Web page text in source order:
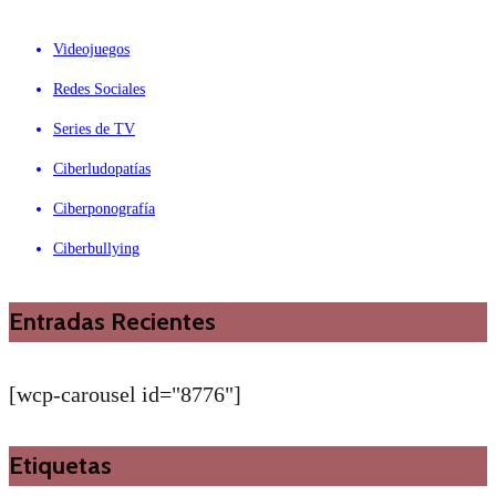
Videojuegos
Redes Sociales
Series de TV
Ciberludopatías
Ciberponografía
Ciberbullying
Entradas Recientes
[wcp-carousel id="8776"]
Etiquetas